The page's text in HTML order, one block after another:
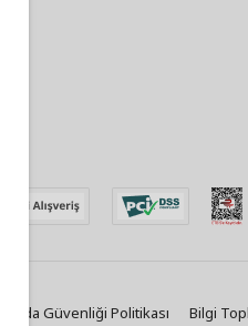
Gıda Güvenliği Politikası Bilgi